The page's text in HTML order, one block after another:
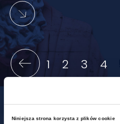
Niniejsza strona korzysta z plików cookie
1 2 3 4